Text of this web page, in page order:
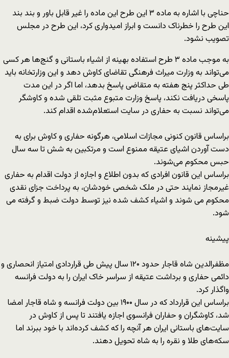
حناچی با اشاره به ماده ۳ این طرح این ماده را غیر قابل باور و بند بند
این طرح را خطرناک دانست و ابراز امیدواری کرد، این طرح در مجلس
تصویب نشود.
به موجب ماده ۳ طرح استفاده بهینه از اشیاء باستانی و گنج‌ها هر کسی
می‌تواند به وزارت میراث فرهنگی تقاضای کاوش دهد و این وزارتخانه باید
طی حداکثر پنج هفته به متقاضی پاسخ بدهد، اما اگر در این مدت
پاسخی دریافت نکند، پاسخ وزارت متبوع مثبت تلقی شده و کاوشگر
می‌تواند نسبت به حفاری در سایت استعلام‌شده اقدام کند.
براساس قانون کنونی مجازات اسلامی، هرگونه حفاری و کاوش برای به
دست آوردن اشیای عتیقه ممنوع است و مرتکبین به شش تا سه سال
حبس محکوم می‌شوند.
براساس این قانون افرادی که بدون اطلاع و اجازه از دولت اقدام به حفاری
غیر‌مجاز نمایند حتی در ملک شخصی خودشان، به پرداخت جزای نقدی
محکوم می شوند و اشیاء کشف شده نیز توسط دولت ضبط و گرفته می
شود.
پیشینه
مظفرالدین شاه قاجار حدود ۱۲۰ سال پیش طی قراردادی امتیاز انحصاری و
دائمی حفاری و برداشت عتیقه از سراسر خاک ایران را به دولت فرانسه
واگذار کرد.
براساس این قرارداد که در سال ۱۹۰۰ بین دولت فرانسه و شاه قاجار امضا
شد، کاوشگران و حفاران فرانسوی اجازه یافتند تا پس از کاوش در
سایت‌های باستانی ایران هر آنچه را که کشف کرده‌اند با خود ببرند اما
سکه‌های طلا و نقره را به شاه تحویل دهند.